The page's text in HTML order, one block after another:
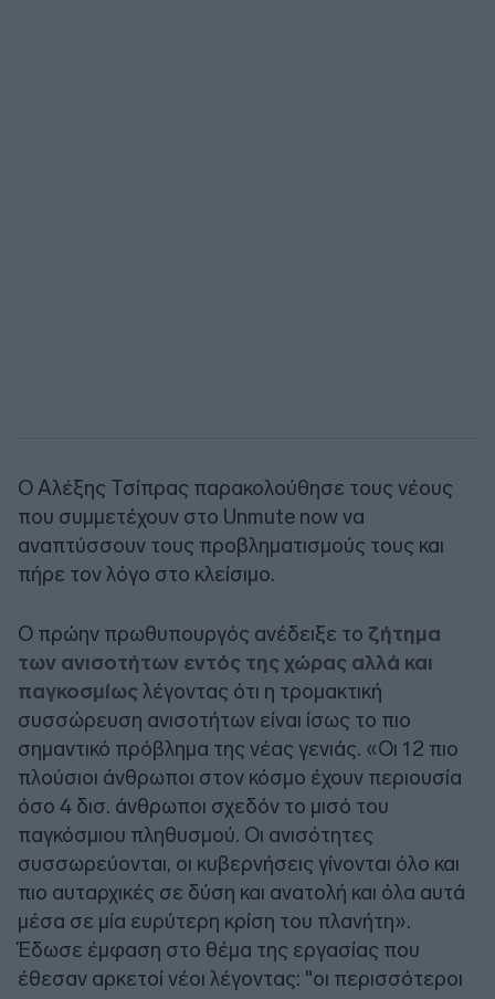
Ο Αλέξης Τσίπρας παρακολούθησε τους νέους
που συμμετέχουν στο Unmute now να
αναπτύσσουν τους προβληματισμούς τους και
πήρε τον λόγο στο κλείσιμο.
Ο πρώην πρωθυπουργός ανέδειξε το ζήτημα
των ανισοτήτων εντός της χώρας αλλά και
παγκοσμίωςλέγοντας ότι η τρομακτική
συσσώρευση ανισοτήτων είναι ίσως το πιο
σημαντικό πρόβλημα της νέας γενιάς. «Οι 12 πιο
πλούσιοι άνθρωποι στον κόσμο έχουν περιουσία
όσο 4 δισ. άνθρωποι σχεδόν το μισό του
παγκόσμιου πληθυσμού. Οι ανισότητες
συσσωρεύονται, οι κυβερνήσεις γίνονται όλο και
πιο αυταρχικές σε δύση και ανατολή και όλα αυτά
μέσα σε μία ευρύτερη κρίση του πλανήτη».
Έδωσε έμφαση στο θέμα της εργασίας που
έθεσαν αρκετοί νέοι λέγοντας: "οι περισσότεροι